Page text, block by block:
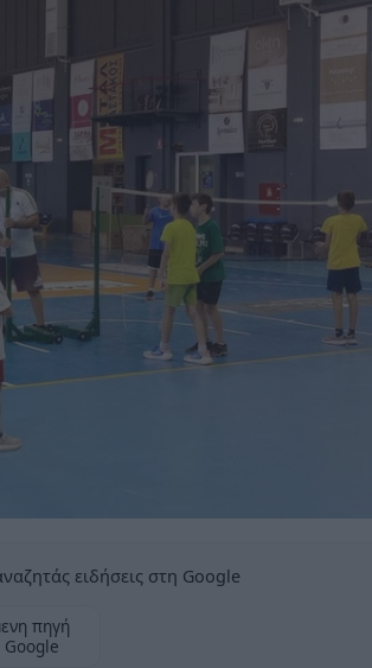
ειδήσεις στη Google
πηγή
Google